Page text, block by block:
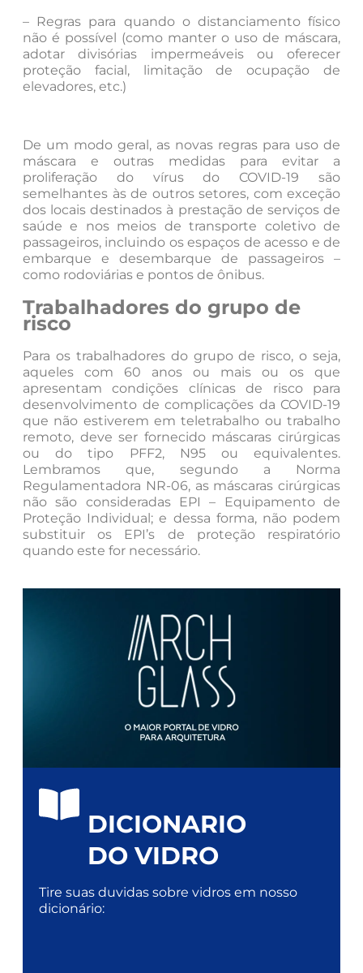
– Regras para quando o distanciamento físico
não é possível (como manter o uso de máscara,
adotar divisórias impermeáveis ou oferecer
proteção facial, limitação de ocupação de
elevadores, etc.)
De um modo geral, as novas regras para uso de
máscara e outras medidas para evitar a
proliferação do vírus do COVID-19 são
semelhantes às de outros setores, com exceção
dos locais destinados à prestação de serviços de
saúde e nos meios de transporte coletivo de
passageiros, incluindo os espaços de acesso e de
embarque e desembarque de passageiros –
como rodoviárias e pontos de ônibus.
Trabalhadores do grupo de
risco
Para os trabalhadores do grupo de risco, o seja,
aqueles com 60 anos ou mais ou os que
apresentam condições clínicas de risco para
desenvolvimento de complicações da COVID-19
que não estiverem em teletrabalho ou trabalho
remoto, deve ser fornecido máscaras cirúrgicas
ou do tipo PFF2, N95 ou equivalentes.
Lembramos que, segundo a Norma
Regulamentadora NR-06, as máscaras cirúrgicas
não são consideradas EPI – Equipamento de
Proteção Individual; e dessa forma, não podem
substituir os EPI’s de proteção respiratório
quando este for necessário.
DICIONARIO
DO VIDRO
Tire suas duvidas sobre vidros em nosso
dicionário: